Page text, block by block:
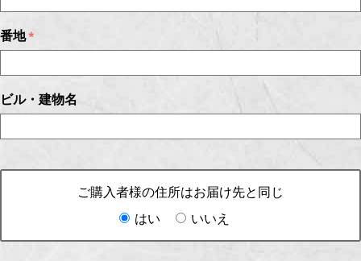
番地
ビル・建物名
ご購入者様の住所はお届け先と同じ
はい
いいえ